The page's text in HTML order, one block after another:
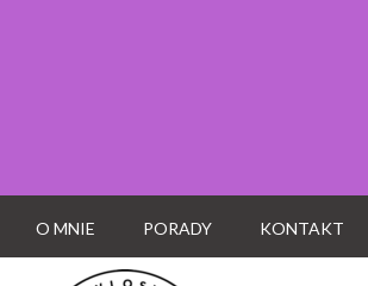
O MNIE PORADY KONTAKT